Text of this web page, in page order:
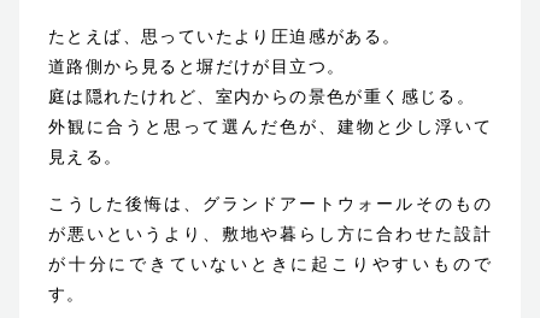
サステナビリティ
ブログ
© 2023 Shin-Living Union CO., LTD. All Rights Reserved.
たとえば、思っていたより圧迫感がある。
道路側から見ると塀だけが目立つ。
庭は隠れたけれど、室内からの景色が重く感じる。
外観に合うと思って選んだ色が、建物と少し浮いて
見える。
こうした後悔は、グランドアートウォールそのもの
が悪いというより、敷地や暮らし方に合わせた設計
が十分にできていないときに起こりやすいもので
す。